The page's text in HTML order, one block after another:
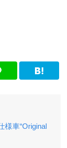
様車“Original